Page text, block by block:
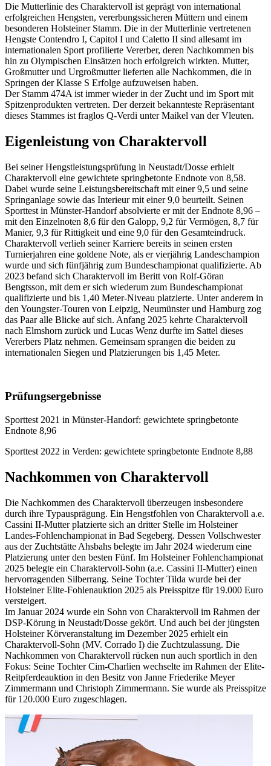
Die Mutterlinie des Charaktervoll ist geprägt von international
erfolgreichen Hengsten, vererbungssicheren Müttern und einem
besonderen Holsteiner Stamm. Die in der Mutterlinie vertretenen
Hengste Contendro I, Capitol I und Caletto II sind allesamt im
internationalen Sport profilierte Vererber, deren Nachkommen bis
hin zu Olympischen Einsätzen hoch erfolgreich wirkten. Mutter,
Großmutter und Urgroßmutter lieferten alle Nachkommen, die in
Springen der Klasse S Erfolge aufzuweisen haben.
Der Stamm 474A ist immer wieder in der Zucht und im Sport mit
Spitzenprodukten vertreten. Der derzeit bekannteste Repräsentant
dieses Stammes ist fraglos Q-Verdi unter Maikel van der Vleuten.
Eigenleistung von Charaktervoll
Bei seiner Hengstleistungsprüfung in Neustadt/Dosse erhielt
Charaktervoll eine gewichtete springbetonte Endnote von 8,58.
Dabei wurde seine Leistungsbereitschaft mit einer 9,5 und seine
Springanlage sowie das Interieur mit einer 9,0 beurteilt. Seinen
Sporttest in Münster-Handorf absolvierte er mit der Endnote 8,96 –
mit den Einzelnoten 8,6 für den Galopp, 9,2 für Vermögen, 8,7 für
Manier, 9,3 für Rittigkeit und eine 9,0 für den Gesamteindruck.
Charaktervoll verlieh seiner Karriere bereits in seinen ersten
Turnierjahren eine goldene Note, als er vierjährig Landeschampion
wurde und sich fünfjährig zum Bundeschampionat qualifizierte. Ab
2023 befand sich Charaktervoll im Beritt von Rolf-Göran
Bengtsson, mit dem er sich wiederum zum Bundeschampionat
qualifizierte und bis 1,40 Meter-Niveau platzierte. Unter anderem in
den Youngster-Touren von Leipzig, Neumünster und Hamburg zog
das Paar alle Blicke auf sich. Anfang 2025 kehrte Charaktervoll
nach Elmshorn zurück und Lucas Wenz durfte im Sattel dieses
Vererbers Platz nehmen. Gemeinsam sprangen die beiden zu
internationalen Siegen und Platzierungen bis 1,45 Meter.
Prüfungsergebnisse
Sporttest 2021 in Münster-Handorf: gewichtete springbetonte
Endnote 8,96
Sporttest 2022 in Verden: gewichtete springbetonte Endnote 8,88
Nachkommen von Charaktervoll
Die Nachkommen des Charaktervoll überzeugen insbesondere
durch ihre Typausprägung. Ein Hengstfohlen von Charaktervoll a.e.
Cassini II-Mutter platzierte sich an dritter Stelle im Holsteiner
Landes-Fohlenchampionat in Bad Segeberg. Dessen Vollschwester
aus der Zuchtstätte Ahsbahs belegte im Jahr 2024 wiederum eine
Platzierung unter den besten Fünf. Im Holsteiner Fohlenchampionat
2025 belegte ein Charaktervoll-Sohn (a.e. Cassini II-Mutter) einen
hervorragenden Silberrang. Seine Tochter Tilda wurde bei der
Holsteiner Elite-Fohlenauktion 2025 als Preisspitze für 19.000 Euro
versteigert.
Im Januar 2024 wurde ein Sohn von Charaktervoll im Rahmen der
DSP-Körung in Neustadt/Dosse gekört. Und auch bei der jüngsten
Holsteiner Körveranstaltung im Dezember 2025 erhielt ein
Charaktervoll-Sohn (MV. Corrado I) die Zuchtzulassung. Die
Nachkommen von Charaktervoll rücken nun auch sportlich in den
Fokus: Seine Tochter Cim-Charlien wechselte im Rahmen der Elite-
Reitpferdeauktion in den Besitz von Janne Friederike Meyer
Zimmermann und Christoph Zimmermann. Sie wurde als Preisspitze
für 120.000 Euro zugeschlagen.